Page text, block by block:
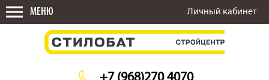
МЕНЮ Личный кабинет